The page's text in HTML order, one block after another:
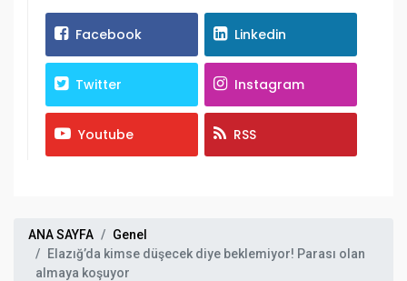
Facebook Linkedin
Twitter Instagram
Youtube RSS
ANA SAYFA
Genel
Elazığ’da kimse düşecek diye beklemiyor! Parası olan
almaya koşuyor